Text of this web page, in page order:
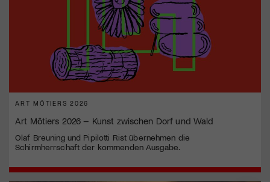
ART MÔTIERS 2026
Art Môtiers 2026 – Kunst zwischen Dorf und Wald
Olaf Breuning und Pipilotti Rist übernehmen die
Schirmherrschaft der kommenden Ausgabe.